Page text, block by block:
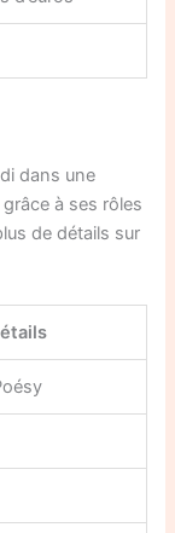
dans une
à ses rôles
de détails sur